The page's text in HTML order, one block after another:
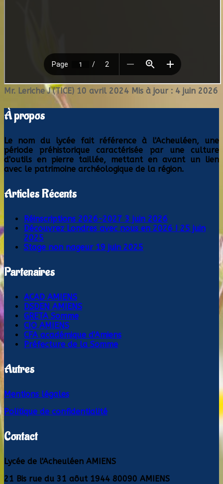
Mr. Leriche J (TICE) 10 avril 2024 Mis à jour : 4 juin 2026
À propos
Le nom du lycée fait référence à l'Acheuléen, une
période préhistorique caractérisée par une culture
d'outils en pierre taillée, mettant en avant un lien
avec le patrimoine archéologique de la région.
Articles Récents
Réinscriptions 2026-2027 3 juin 2026
Découvrez Londres avec nous en 2026 ! 25 juin
2025
Stage non nageur 19 juin 2025
Partenaires
ACAD AMIENS
DSDEN AMIENS
GRETA Somme
CIO AMIENS
CFA académique d'Amiens
Préfecture de la Somme
Autres
Mentions légales
Politique de confidentialité
Contact
Lycée de l'Acheuléen AMIENS
21 Bis rue du 31 aôut 1944 80090 AMIENS